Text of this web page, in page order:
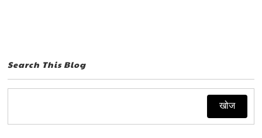
Search This Blog